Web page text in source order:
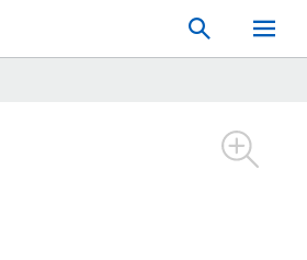
Search
Toggle
Mobile